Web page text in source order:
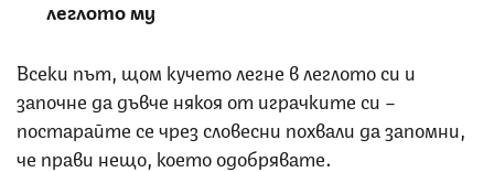
леглото му
Всеки път, щом кучето легне в леглото си и
започне да дъвче някоя от играчките си –
постарайте се чрез словесни похвали да запомни,
че прави нещо, което одобрявате.